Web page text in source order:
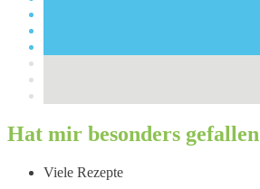
Hat mir besonders gefallen
Viele Rezepte